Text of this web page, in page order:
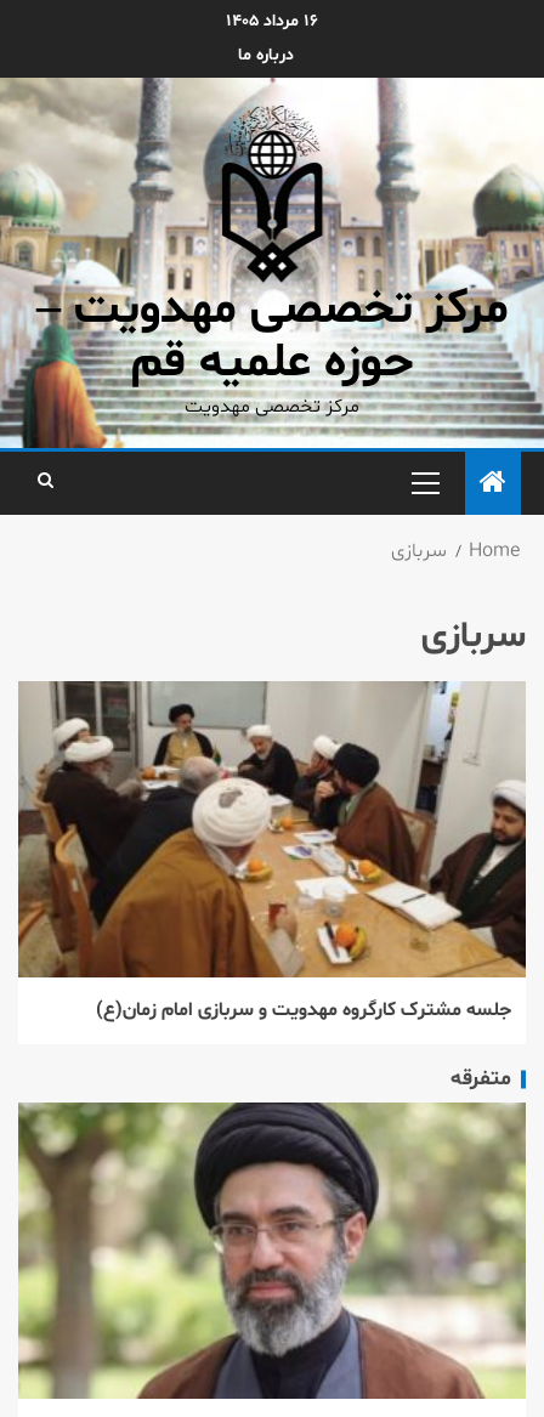
۱۶ مرداد ۱۴۰۵
درباره ما
مرکز تخصصی مهدویت –
حوزه علمیه قم
مرکز تخصصی مهدویت
Home سربازی
سربازی
جلسه مشترک کارگروه مهدویت و سربازی امام زمان(ع)
متفرقه